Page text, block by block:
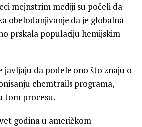
mejnstrim mediji su počeli da
obelodanjivanje da je globalna
prskala populaciju hemijskim
javljaju da podele ono što znaju o
chemtrails programa,
tom procesu.
godina u američkom